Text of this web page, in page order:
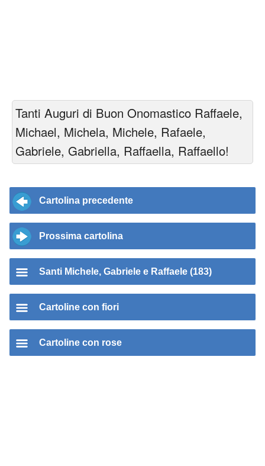
Tanti Auguri di Buon Onomastico Raffaele,
Michael, Michela, Michele, Rafaele,
Gabriele, Gabriella, Raffaella, Raffaello!
Cartolina precedente
Prossima cartolina
Santi Michele, Gabriele e Raffaele (183)
Cartoline con fiori
Cartoline con rose